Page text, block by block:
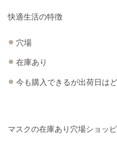
快適生活の特徴
穴場
在庫あり
今も購入できるが出荷日は
マスクの在庫あり穴場ショッピ